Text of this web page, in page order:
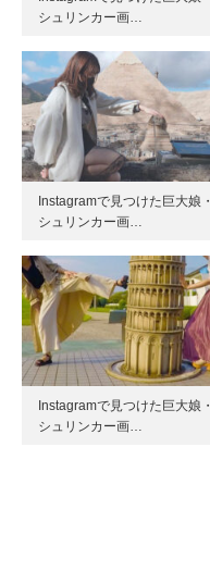
シュリンカー画…
Instagramで見つけた巨大娘・
シュリンカー画…
Instagramで見つけた巨大娘・
シュリンカー画…